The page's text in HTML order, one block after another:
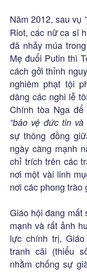
Năm 2012, sau vụ
Riot, các nữ ca sĩ
đã nhảy múa
Mẹ đuổi Putin thì
cách gởi thỉnh
nghiêm phạt tội
dâng các nghi lễ
Chính tòa Nga
“bảo vệ đức tin
sự thông đồng
ngày càng mạnh
chỉ trích trên các
nơi một vài linh
nơi các phong trào
Giáo hội đang mất
mạnh và rất ảnh
lực chính trị,
tranh cãi (thiểu
nhằm chống sự